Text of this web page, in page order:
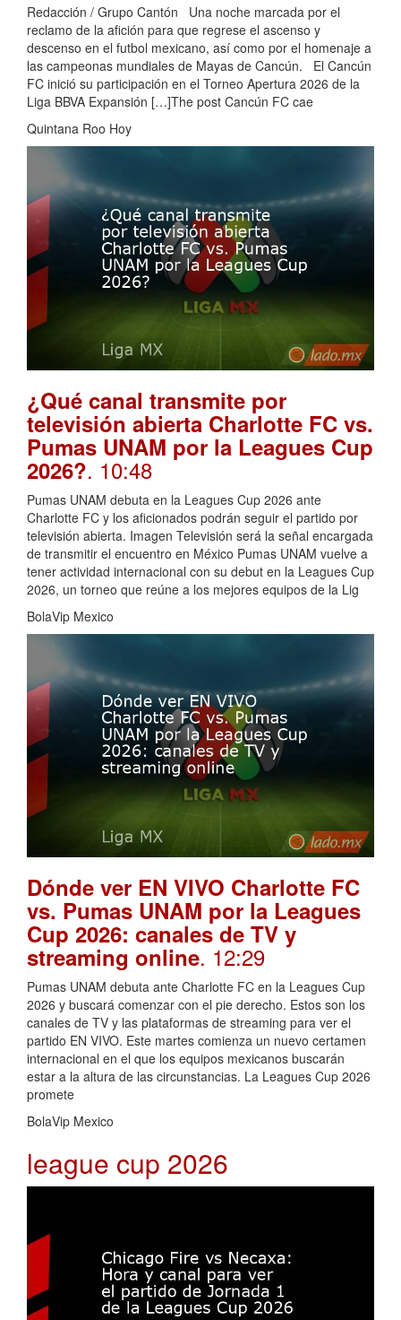
Redacción / Grupo Cantón Una noche marcada por el
reclamo de la afición para que regrese el ascenso y
descenso en el futbol mexicano, así como por el homenaje a
las campeonas mundiales de Mayas de Cancún. El Cancún
FC inició su participación en el Torneo Apertura 2026 de la
Liga BBVA Expansión […]The post Cancún FC cae
Quintana Roo Hoy
¿Qué canal transmite por
televisión abierta Charlotte FC vs.
Pumas UNAM por la Leagues Cup
2026?. 10:48
Pumas UNAM debuta en la Leagues Cup 2026 ante
Charlotte FC y los aficionados podrán seguir el partido por
televisión abierta. Imagen Televisión será la señal encargada
de transmitir el encuentro en México Pumas UNAM vuelve a
tener actividad internacional con su debut en la Leagues Cup
2026, un torneo que reúne a los mejores equipos de la Lig
BolaVip Mexico
Dónde ver EN VIVO Charlotte FC
vs. Pumas UNAM por la Leagues
Cup 2026: canales de TV y
streaming online. 12:29
Pumas UNAM debuta ante Charlotte FC en la Leagues Cup
2026 y buscará comenzar con el pie derecho. Estos son los
canales de TV y las plataformas de streaming para ver el
partido EN VIVO. Este martes comienza un nuevo certamen
internacional en el que los equipos mexicanos buscarán
estar a la altura de las circunstancias. La Leagues Cup 2026
promete
BolaVip Mexico
league cup 2026